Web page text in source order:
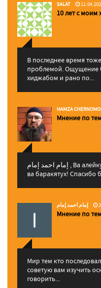
SALAT
10 лет с
В последнее время
проблемой. Ощущение
хиджабом и рано по...
HAMZA
Мнение по
إمام احمد إمام , Ва алейкум ассалам ва рахматуЛлахи
ва баракятух! Спасибо
إمام احمد إمام
Мнение по
Мир тем кто
советую вам изучить
говорить...